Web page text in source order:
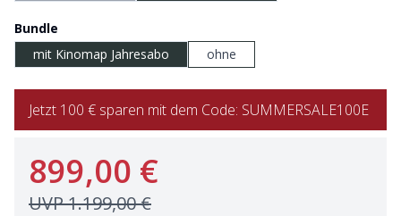
Bundle
mit Kinomap Jahresabo
ohne
Jetzt 100 € sparen mit dem Code: SUMMERSALE100E
899,00 €
UVP1.199,00 €